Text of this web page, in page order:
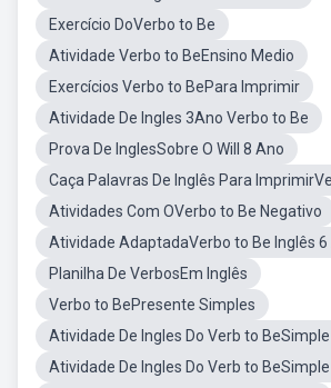
Exercício DoVerbo to Be
Atividade Verbo to BeEnsino Medio
Exercícios Verbo to BePara Imprimir
Atividade De Ingles 3Ano Verbo to Be
Prova De InglesSobre O Will 8 Ano
Caça Palavras De Inglês Para
Atividades Com OVerbo to Be Negativo
Atividade AdaptadaVerbo to Be Inglês 6
Planilha De VerbosEm Inglês
Verbo to BePresente Simples
Atividade De Ingles Do Verb to
Atividade De Ingles Do Verb to